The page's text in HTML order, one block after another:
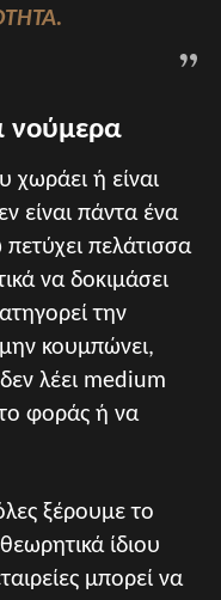
νούμερα
ή είναι
είναι πάντα ένα
πελάτισσα
να δοκιμάσει
την
κουμπώνει,
λέει medium
το φοράς ή να
ξέρουμε το
ίδιου
μπορεί να